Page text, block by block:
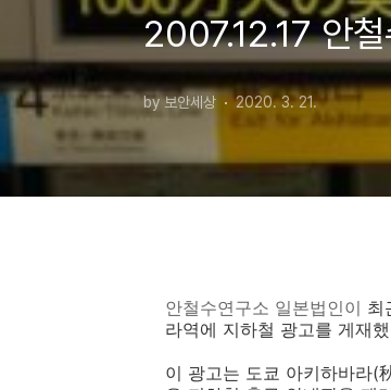
2007.12.17 안
by 보안세상 2020. 3. 21.
안철수연구소 일본법인이 최
라역에 지하철 광고를 게재
이 광고는 도쿄 아키하바라(